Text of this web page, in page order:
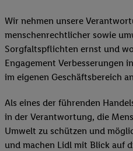
Wir nehmen unsere
menschenrechtlicher sowie
Sorgfaltspflichten ernst und
Engagement Verbesserungen
im eigenen Geschäftsbereich
Als eines der führenden
in der Verantwortung, die
Umwelt zu schützen und
und machen Lidl mit Blick auf